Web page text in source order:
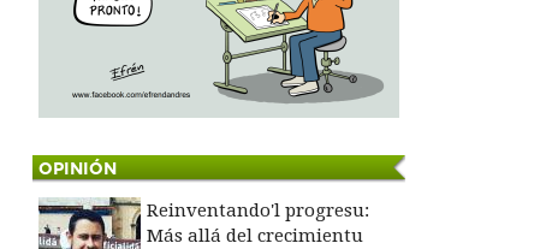
OPINIÓN
Reinventando'l progresu:
Más allá del crecimientu